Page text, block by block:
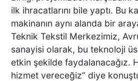
ZİYARET
BAKAN
ZİYARETİ
ilk ihracatlarını bile yaptı. Bu
makinanın aynı alanda bir
Teknik Tekstil Merkezimiz,
sanayisi olarak, bu teknoloji
etkin şekilde faydalanacağız.
hizmet vereceğiz” diye